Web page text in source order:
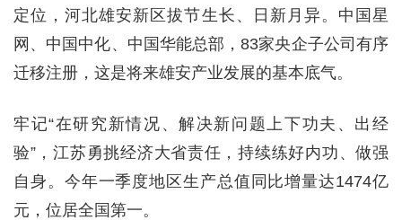
定位，河北雄安新区拔节生长、日新月异。中国星
网、中国中化、中国华能总部，83家央企子公司有序
迁移注册，这是将来雄安产业发展的基本底气。
牢记“在研究新情况、解决新问题上下功夫、出经
验”，江苏勇挑经济大省责任，持续练好内功、做强
自身。今年一季度地区生产总值同比增量达1474亿
元，位居全国第一。